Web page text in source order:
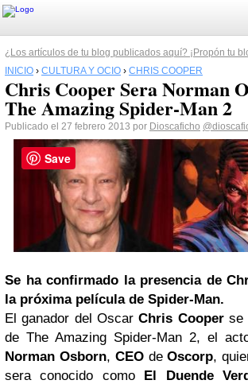
¿Los artículos de tu blog publicados aquí? ¡Propón tu
INICIO › CULTURA Y OCIO › CHRIS COOPER
Chris Cooper Sera Norman
The Amazing Spider-Man 2
Publicado el 27 febrero 2013 por Dioscaficho
Se ha confirmado la presencia de
la próxima película de Spider-Man.
El ganador del OscarChris Cooperse
de The Amazing Spider-Man 2, el
Norman Osborn, CEOdeOscorp,
sera conocido como El Duende
Save